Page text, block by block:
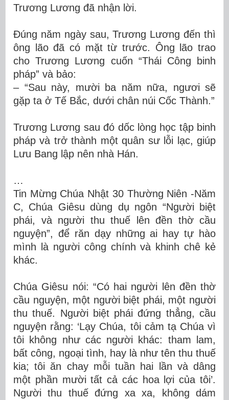
Trương Lương đã nhận lời.
Đúng năm ngày sau, Trương Lương đến thì
ông lão đã có mặt từ trước. Ông lão trao
cho Trương Lương cuốn “Thái Công binh
pháp” và bảo:
– “Sau này, mười ba năm nữa, ngươi sẽ
gặp ta ở Tế Bắc, dưới chân núi Cốc Thành.”
Trương Lương sau đó dốc lòng học tập binh
pháp và trở thành một quân sư lỗi lạc, giúp
Lưu Bang lập nên nhà Hán.
…
Tin Mừng Chúa Nhật 30 Thường Niên -Năm
C, Chúa Giêsu dùng dụ ngôn “Người biệt
phái, và người thu thuế lên đền thờ cầu
nguyện”, để răn dạy những ai hay tự hào
mình là người công chính và khinh chê kẻ
khác.
Chúa Giêsu nói: “Có hai người lên đền thờ
cầu nguyện, một người biệt phái, một người
thu thuế. Người biệt phái đứng thẳng, cầu
nguyện rằng: ‘Lạy Chúa, tôi cảm tạ Chúa vì
tôi không như các người khác: tham lam,
bất công, ngoại tình, hay là như tên thu thuế
kia; tôi ăn chay mỗi tuần hai lần và dâng
một phần mười tất cả các hoa lợi của tôi’.
Người thu thuế đứng xa xa, không dám